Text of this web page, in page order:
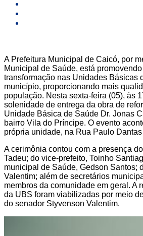
A Prefeitura Municipal de Caicó, por
Municipal de Saúde, está
transformação nas Unidades Básicas
município, proporcionando mais
população. Nesta sexta-feira (05), às
solenidade de entrega da obra de
Unidade Básica de Saúde Dr. Jonas
bairro Vila do Príncipe. O evento
própria unidade, na Rua Paulo Dantas
A cerimônia contou com a presença
Tadeu; do vice-prefeito, Toinho
municipal de Saúde, Gedson Santos;
Valentim; além de secretários
membros da comunidade em geral. A
da UBS foram viabilizadas por meio
do senador Styvenson Valentim.